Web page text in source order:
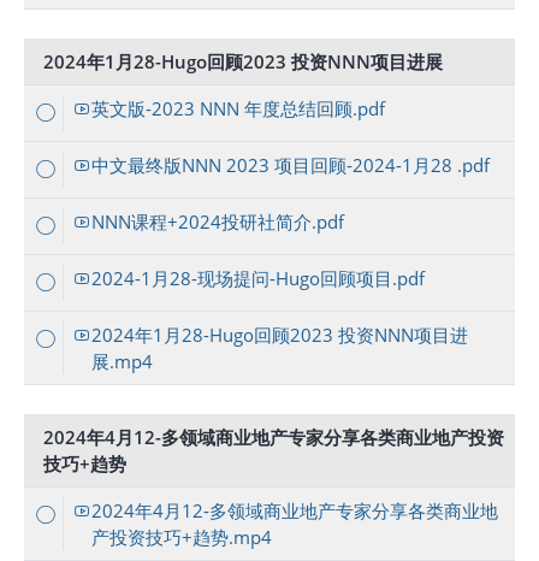
2024年1月28-Hugo回顾2023 投资NNN项目进展
英文版-2023 NNN 年度总结回顾.pdf
中文最终版NNN 2023 项目回顾-2024-1月28 .pdf
NNN课程+2024投研社简介.pdf
2024-1月28-现场提问-Hugo回顾项目.pdf
2024年1月28-Hugo回顾2023 投资NNN项目进
展.mp4
2024年4月12-多领域商业地产专家分享各类商业地产投资
技巧+趋势
2024年4月12-多领域商业地产专家分享各类商业地
产投资技巧+趋势.mp4